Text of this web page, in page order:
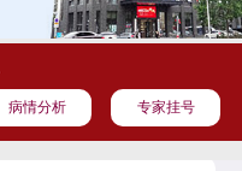
病情分析 专家挂号